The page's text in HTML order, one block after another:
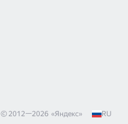
© 2012—2026 «Яндекс» RU